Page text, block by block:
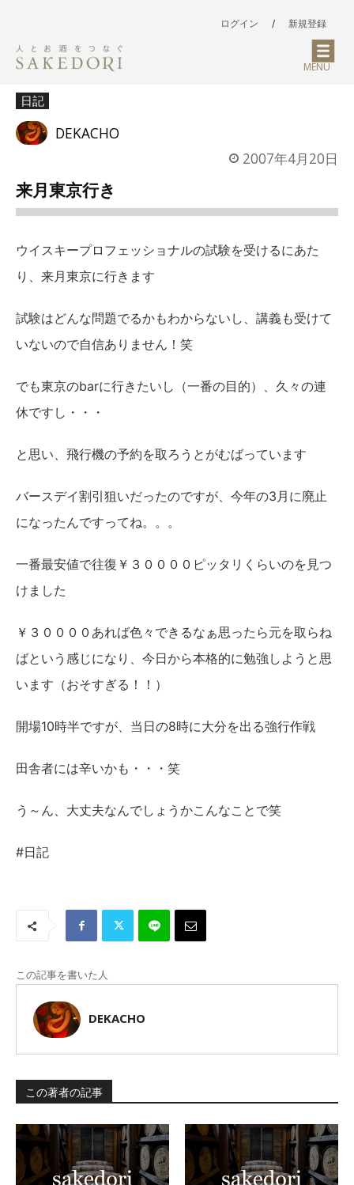
ログイン / 新規登録
MENU
日記
DEKACHO
2007年4月20日
来月東京行き
ウイスキープロフェッショナルの試験を受けるにあた
り、来月東京に行きます
試験はどんな問題でるかもわからないし、講義も受けて
いないので自信ありません！笑
でも東京のbarに行きたいし（一番の目的）、久々の連
休ですし・・・
と思い、飛行機の予約を取ろうとがむばっています
バースデイ割引狙いだったのですが、今年の3月に廃止
になったんですってね。。。
一番最安値で往復￥３００００ピッタリくらいのを見つ
けました
￥３００００あれば色々できるなぁ思ったら元を取らね
ばという感じになり、今日から本格的に勉強しようと思
います（おそすぎる！！）
開場10時半ですが、当日の8時に大分を出る強行作戦
田舎者には辛いかも・・・笑
う～ん、大丈夫なんでしょうかこんなことで笑
#日記
この記事を書いた人
DEKACHO
この著者の記事